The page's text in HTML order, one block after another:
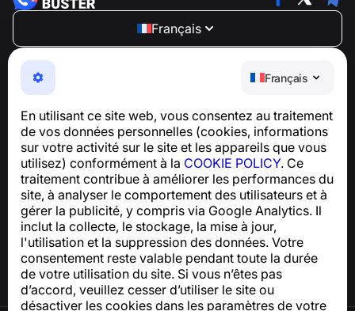
Français
En utilisant ce site web, vous consentez au traitement
de vos données personnelles (cookies, informations
sur votre activité sur le site et les appareils que vous
utilisez) conformément à la COOKIE POLICY. Ce
traitement contribue à améliorer les performances du
site, à analyser le comportement des utilisateurs et à
gérer la publicité, y compris via Google Analytics. Il
inclut la collecte, le stockage, la mise à jour,
l'utilisation et la suppression des données. Votre
consentement reste valable pendant toute la durée
de votre utilisation du site. Si vous n’êtes pas
d’accord, veuillez cesser d’utiliser le site ou
désactiver les cookies dans les paramètres de votre
Français
NumBuster © 2013—2026 ·
Une application facile à utiliser qui vous protège contre
les arnaques téléphoniques, le spam et les messages
Pour toute question concernant la conformité au RGPD :
support@numbuster.com
Centre d’aide
Actualités et articles
À propos du projet
Contacts